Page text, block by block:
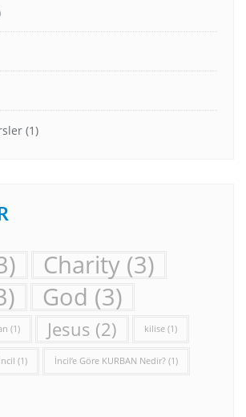
(1)
Charity (3)
God (3)
(1) Jesus (2) kilise (1)
İncil (1) İncil’e Göre KURBAN Nedir? (1)